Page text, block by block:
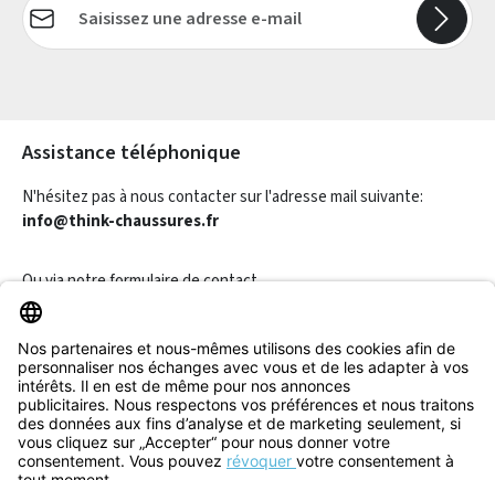
Assistance téléphonique
N'hésitez pas à nous contacter sur l'adresse mail suivante:
info@think-chaussures.fr
Ou via notreformulaire de contact.
Révoquer un contrat
Informations